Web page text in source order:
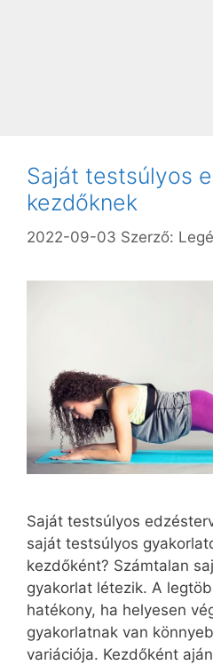
Saját testsúlyos
kezdőknek
2022-09-03 Szerző:
Saját testsúlyos
saját testsúlyos
kezdőként? Számtalan
gyakorlat létezik. A
hatékony, ha helyesen
gyakorlatnak van
variációja. Kezdőként